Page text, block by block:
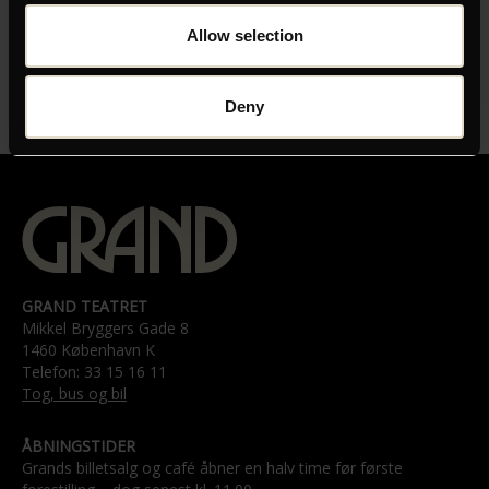
Allow selection
Deny
GRAND TEATRET
Mikkel Bryggers Gade 8
1460 København K
Telefon: 33 15 16 11
Tog, bus og bil
ÅBNINGSTIDER
Grands billetsalg og café åbner en halv time før første